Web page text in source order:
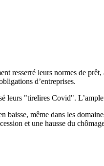
resserré leurs normes de
d’entreprises.
leurs "tirelires Covid".
même dans les
et une hausse du